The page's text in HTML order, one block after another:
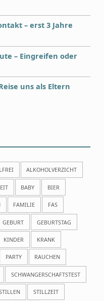
– erst 3 Jahre
– Eingreifen oder
uns als Eltern
ALKOHOLVERZICHT
BABY BIER
FAMILIE FAS
GEBURT GEBURTSTAG
KINDER KRANK
PARTY RAUCHEN
SCHWANGERSCHAFTSTEST
STILLZEIT